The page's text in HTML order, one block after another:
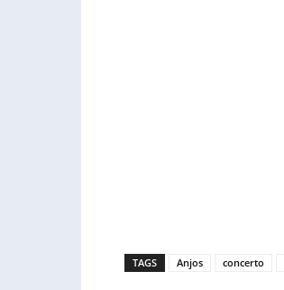
TAGS Anjos concerto